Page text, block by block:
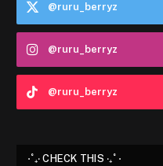
@ruru_berryz
@ruru_berryz
@ruru_berryz
⋅˚₊‧ CHECK THIS ‧₊˚ ⋅